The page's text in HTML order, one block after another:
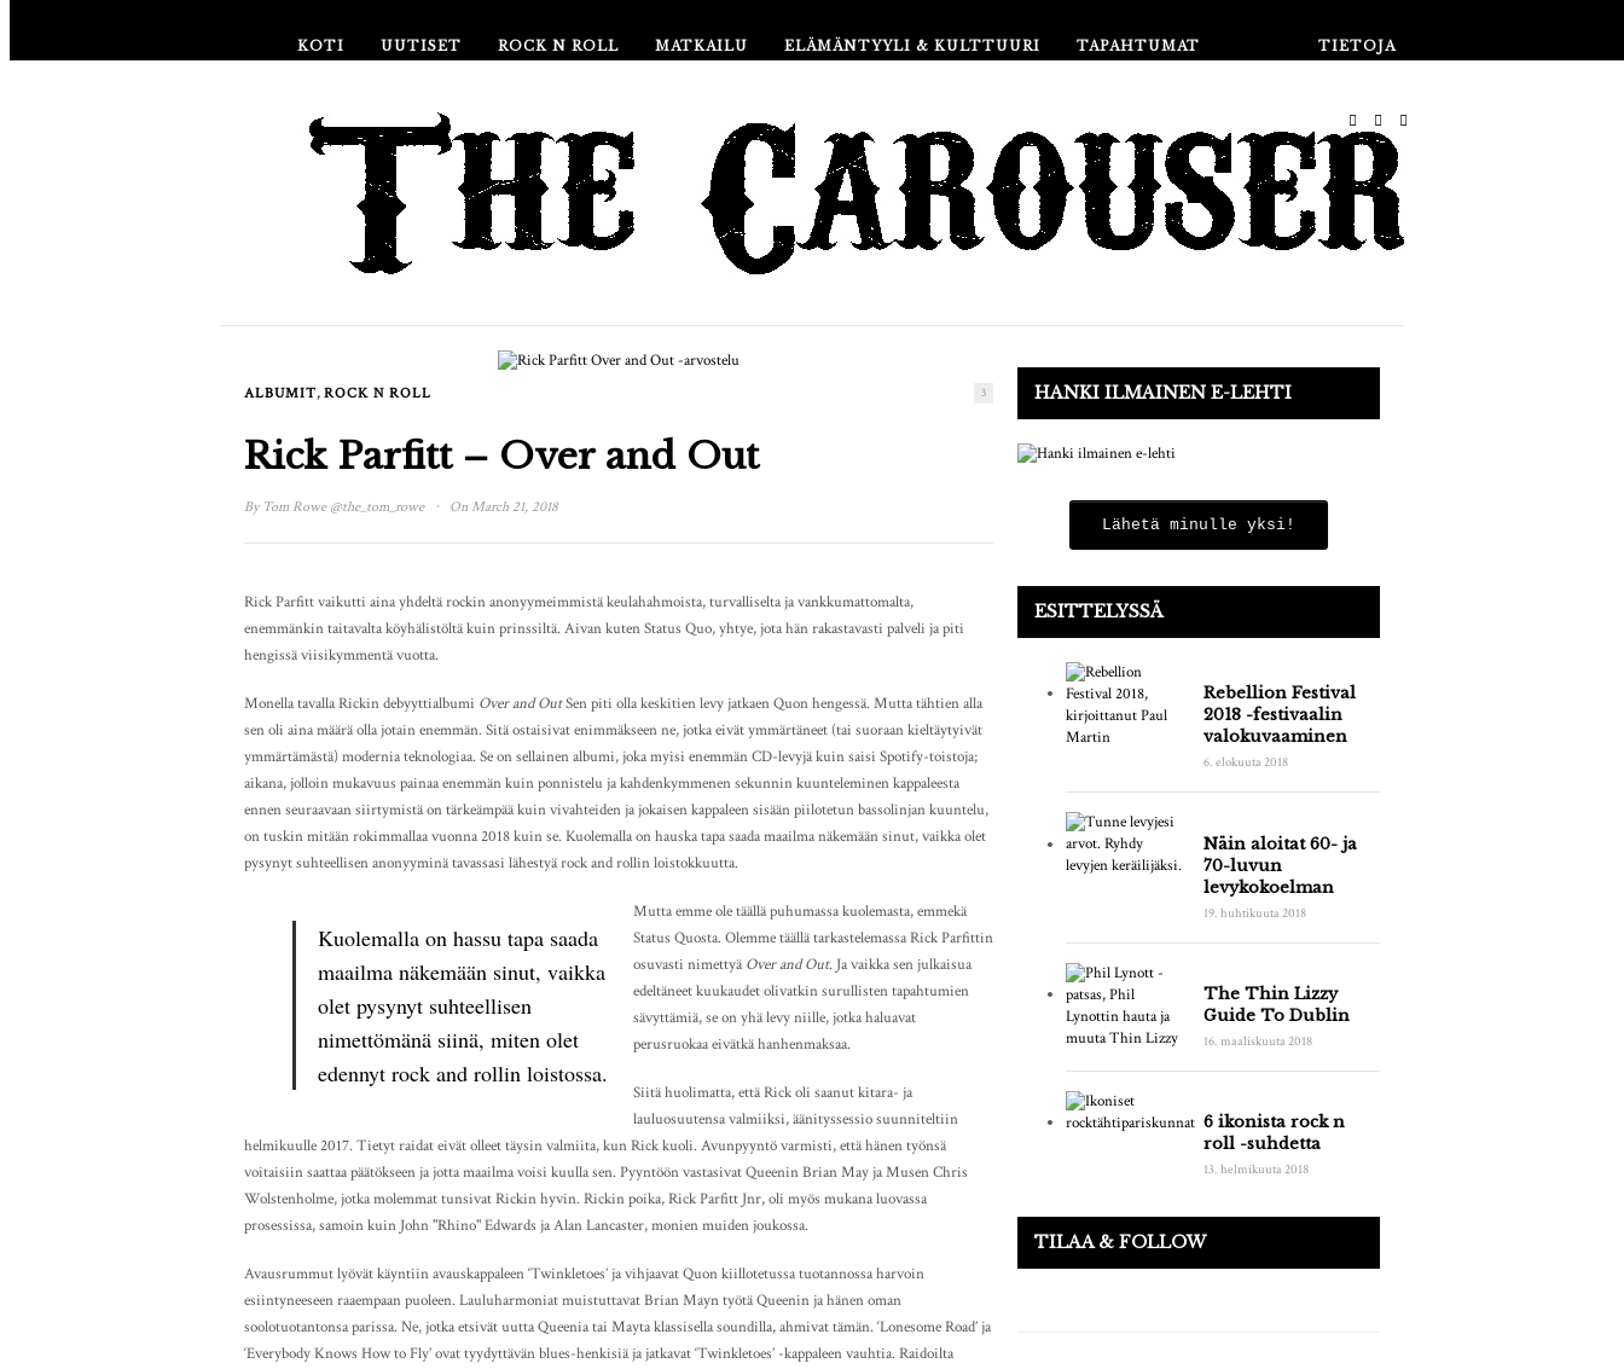
KOTI UUTISET ROCK N ROLL MATKAILU ELÄMÄNTYYLI & KULTTUURI TAPAHTUMAT TIETOJA
ALBUMIT, ROCK N ROLL 3
Rick Parfitt – Over and Out
By Tom Rowe@the_tom_rowe · On March 21, 2018
Rick Parfitt vaikutti aina yhdeltä rockin anonyymeimmistä keulahahmoista, turvalliselta ja vankkumattomalta,
enemmänkin taitavalta köyhälistöltä kuin prinssiltä. Aivan kuten Status Quo, yhtye, jota hän rakastavasti palveli ja piti
hengissä viisikymmentä vuotta.
Monella tavalla Rickin debyyttialbumi Over and OutSen piti olla keskitien levy jatkaen Quon hengessä. Mutta tähtien alla
sen oli aina määrä olla jotain enemmän. Sitä ostaisivat enimmäkseen ne, jotka eivät ymmärtäneet (tai suoraan kieltäytyivät
ymmärtämästä) modernia teknologiaa. Se on sellainen albumi, joka myisi enemmän CD-levyjä kuin saisi Spotify-toistoja;
aikana, jolloin mukavuus painaa enemmän kuin ponnistelu ja kahdenkymmenen sekunnin kuunteleminen kappaleesta
ennen seuraavaan siirtymistä on tärkeämpää kuin vivahteiden ja jokaisen kappaleen sisään piilotetun bassolinjan kuuntelu,
on tuskin mitään rokimmallaa vuonna 2018 kuin se. Kuolemalla on hauska tapa saada maailma näkemään sinut, vaikka olet
pysynyt suhteellisen anonyyminä tavassasi lähestyä rock and rollin loistokkuutta.
Kuolemalla on hassu tapa saada
maailma näkemään sinut, vaikka
olet pysynyt suhteellisen
nimettömänä siinä, miten olet
edennyt rock and rollin loistossa.
Mutta emme ole täällä puhumassa kuolemasta, emmekä
Status Quosta. Olemme täällä tarkastelemassa Rick Parfittin
osuvasti nimettyä Over and Out. Ja vaikka sen julkaisua
edeltäneet kuukaudet olivatkin surullisten tapahtumien
sävyttämiä, se on yhä levy niille, jotka haluavat
perusruokaa eivätkä hanhenmaksaa.
Siitä huolimatta, että Rick oli saanut kitara- ja
lauluosuutensa valmiiksi, äänityssessio suunniteltiin
helmikuulle 2017. Tietyt raidat eivät olleet täysin valmiita, kun Rick kuoli. Avunpyyntö varmisti, että hänen työnsä
voitaisiin saattaa päätökseen ja jotta maailma voisi kuulla sen. Pyyntöön vastasivat Queenin Brian May ja Musen Chris
Wolstenholme, jotka molemmat tunsivat Rickin hyvin. Rickin poika, Rick Parfitt Jnr, oli myös mukana luovassa
prosessissa, samoin kuin John "Rhino" Edwards ja Alan Lancaster, monien muiden joukossa.
Avausrummut lyövät käyntiin avauskappaleen ‘Twinkletoes’ ja vihjaavat Quon kiillotetussa tuotannossa harvoin
esiintyneeseen raaempaan puoleen. Lauluharmoniat muistuttavat Brian Mayn työtä Queenin ja hänen oman
soolotuotantonsa parissa. Ne, jotka etsivät uutta Queenia tai Mayta klassisella soundilla, ahmivat tämän. ‘Lonesome Road’ ja
‘Everybody Knows How to Fly’ ovat tyydyttävän blues-henkisiä ja jatkavat ‘Twinkletoes’ -kappaleen vauhtia. Raidoilta
HANKI ILMAINEN E-LEHTI
Lähetä minulle yksi!
ESITTELYSSÄ
Rebellion Festival
2018 -festivaalin
valokuvaaminen
6. elokuuta 2018
Näin aloitat 60- ja
70-luvun
levykokoelman
19. huhtikuuta 2018
The Thin Lizzy
Guide To Dublin
16. maaliskuuta 2018
6 ikonista rock n
roll -suhdetta
13. helmikuuta 2018
TILAA & FOLLOW